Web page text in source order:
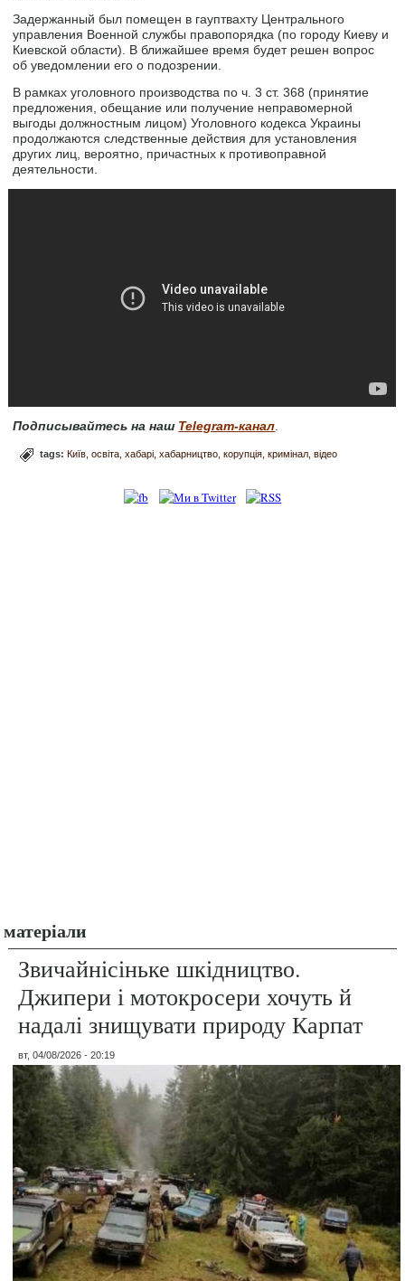
Задержанный был помещен в гауптвахту Центрального
управления Военной службы правопорядка (по городу Киеву и
Киевской области). В ближайшее время будет решен вопрос
об уведомлении его о подозрении.
В рамках уголовного производства по ч. 3 ст. 368 (принятие
предложения, обещание или получение неправомерной
выгоды должностным лицом) Уголовного кодекса Украины
продолжаются следственные действия для установления
других лиц, вероятно, причастных к противоправной
деятельности.
Подписывайтесь на наш Telegram-канал.
tags: Київ освіта хабарі хабарництво корупція кримінал відео
матеріали
Звичайнісіньке шкідництво.
Джипери і мотокросери хочуть й
надалі знищувати природу Карпат
вт, 04/08/2026 - 20:19